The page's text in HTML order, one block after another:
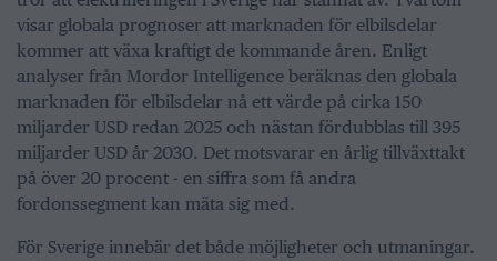
visar globala prognoser att marknaden för elbilsdelar
kommer att växa kraftigt de kommande åren. Enligt
analyser från Mordor Intelligence beräknas den globala
marknaden för elbilsdelar nå ett värde på cirka 150
miljarder USD redan 2025 och nästan fördubblas till 395
miljarder USD år 2030. Det motsvarar en årlig tillväxttakt
på över 20 procent - en siffra som få andra
fordonssegment kan mäta sig med.
För Sverige innebär det både möjligheter och utmaningar.